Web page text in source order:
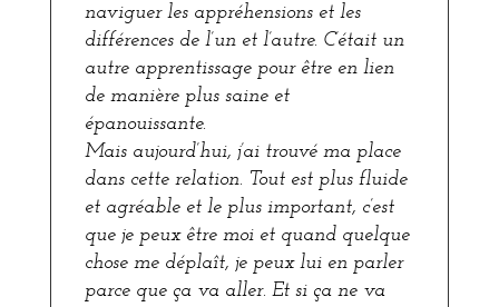
naviguer les appréhensions et les
différences de l’un et l’autre. C’était un
autre apprentissage pour être en lien
de manière plus saine et
épanouissante.
Mais aujourd’hui, j’ai trouvé ma place
dans cette relation. Tout est plus fluide
et agréable et le plus important, c’est
que je peux être moi et quand quelque
chose me déplaît, je peux lui en parler
parce que ça va aller. Et si ça ne va